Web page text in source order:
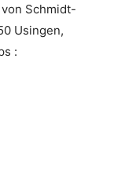
Schmidt-
Usingen,
: